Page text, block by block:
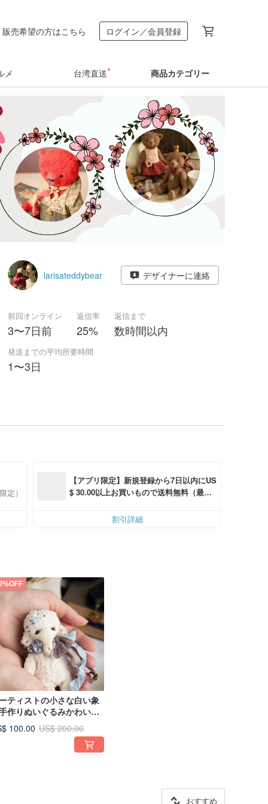
販売希望の方はこちら ログイン／会員登録
メ 台湾直送 商品カテゴリー
larisateddybear デザイナーに連絡
前回オンライン
3〜7日前
返信率
25%
返信まで
数時間以内
発送までの平均所要時間
1〜3日
定）
【アプリ限定】新規登録から7日以内にUS
$ 30.00以上お買いもので送料無料（最大U
割引詳細
ティストの小さな白い象
作りぬいぐるみかわいい
ぐるみ
100.00 US$ 200.00
おすすめ